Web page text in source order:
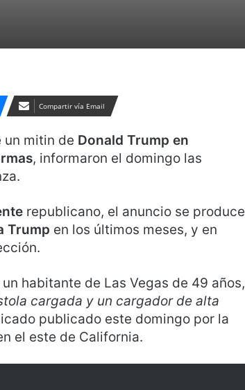
Compartir vía Email
un mitin de Donald Trump en
, informaron el domingo las
republicano, el anuncio se produce
Trump en los últimos meses, y en
habitante de Las Vegas de 49 años,
cargada y un cargador de alta
publicado este domingo por la
el este de California.